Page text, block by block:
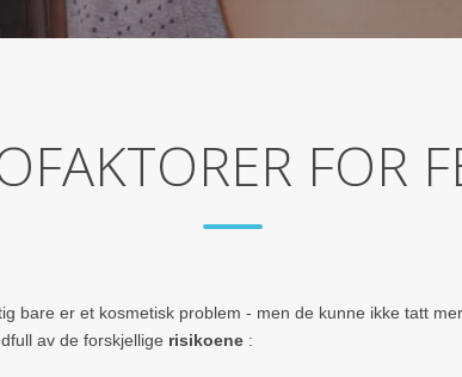
FOR
bare er et kosmetisk problem - men de kunne ikke tatt
av de forskjellige risikoene :